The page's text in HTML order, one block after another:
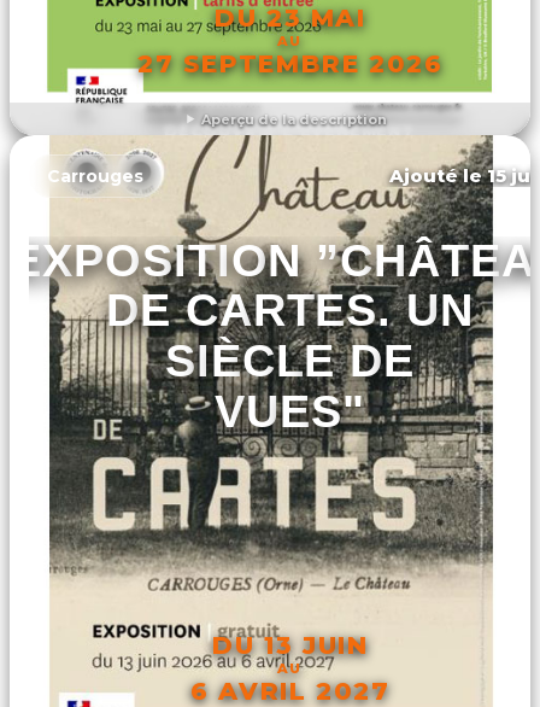
Aperçu de la description
DU 23 MAI
AU
27 SEPTEMBRE 2026
DÉCOUVRIR L'ÉVÉNEMENT
Carrouges Ajouté le 15
EXPOSITION
DE CARTES. UN
SIÈCLE DE
VUES"
DU 13 JUIN
AU
6 AVRIL 2027